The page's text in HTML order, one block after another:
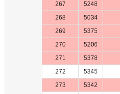
267
5248
268
5034
269
5375
270
5206
271
5378
272
5345
273
5342